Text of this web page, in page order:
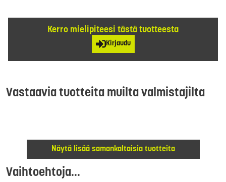
Kerro mielipiteesi tästä tuotteesta
Kirjaudu
Vastaavia tuotteita muilta valmistajilta
Näytä lisää samankaltaisia tuotteita
Vaihtoehtoja...